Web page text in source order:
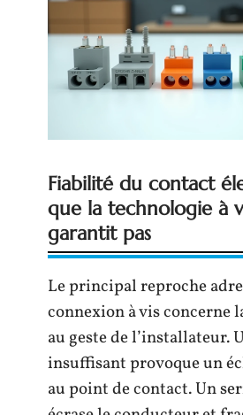
Fiabilité du contact
que la technologie à
garantit pas
Le principal reproche
connexion à vis concerne
au geste de l’installateur.
insuffisant provoque un
au point de contact. Un